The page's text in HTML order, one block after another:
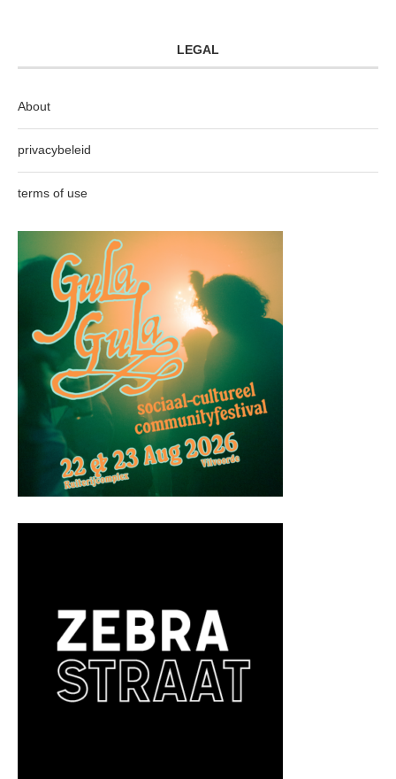
LEGAL
About
privacybeleid
terms of use